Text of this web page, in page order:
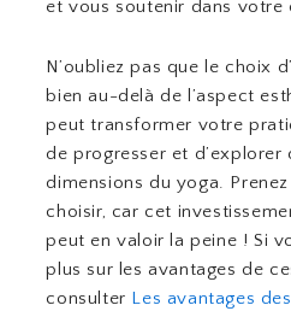
et vous soutenir dans votre
N’oubliez pas que le choix
bien au-delà de l’aspect
peut transformer votre
de progresser et d’explorer
dimensions du yoga.
choisir, car cet
peut en valoir la peine ! Si
plus sur les avantages de
consulter Les avantages